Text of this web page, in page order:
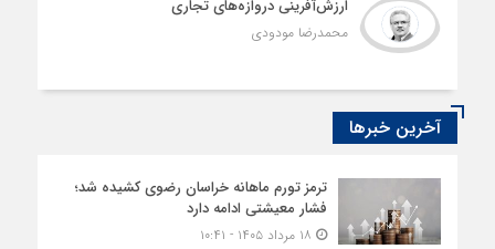
ارزش‌آفرینی دروازه‌های تجاری
محمدرضا مودودی
آخرین خبرها
ترمز تورم ماهانه خراسان رضوی کشیده شد؛
فشار معیشتی ادامه دارد